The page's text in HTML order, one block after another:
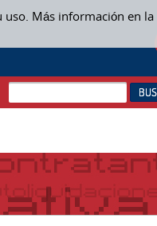
uso. Más información en la